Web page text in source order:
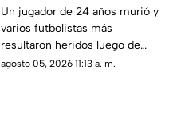
en el que rayo cae
durante partido de
fútbol y mata a jugador
Un jugador de 24 años murió y
varios futbolistas más
resultaron heridos luego de
que un rayo impactara el
agosto 05, 2026 11:13 a. m.